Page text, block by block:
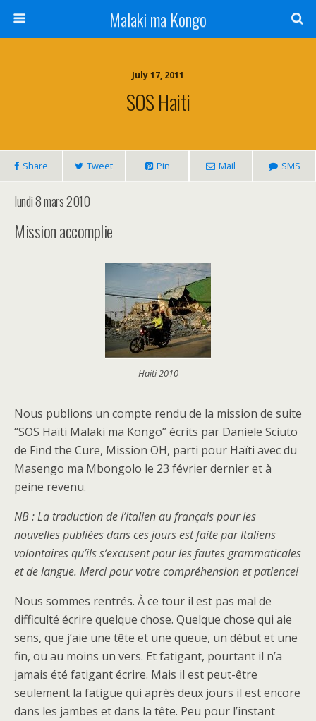
Malaki ma Kongo
July 17, 2011
SOS Haiti
Share Tweet Pin Mail SMS
lundi 8 mars 2010
Mission accomplie
Haiti 2010
Nous publions un compte rendu de la mission de suite
“SOS Haïti Malaki ma Kongo” écrits par Daniele Sciuto
de Find the Cure, Mission OH, parti pour Haïti avec du
Masengo ma Mbongolo le 23 février dernier et à
peine revenu.
NB : La traduction de l’italien au français pour les
nouvelles publiées dans ces jours est faite par Italiens
volontaires qu’ils s’excusent pour les fautes grammaticales
et de langue. Merci pour votre compréhension et patience!
Nous sommes rentrés. À ce tour il est pas mal de
difficulté écrire quelque chose. Quelque chose qui aie
sens, que j’aie une tête et une queue, un début et une
fin, ou au moins un vers. Et fatigant, pourtant il n’a
jamais été fatigant écrire. Mais il est peut-être
seulement la fatigue qui après deux jours il est encore
dans les jambes et dans la tête. Peu pour l’instant